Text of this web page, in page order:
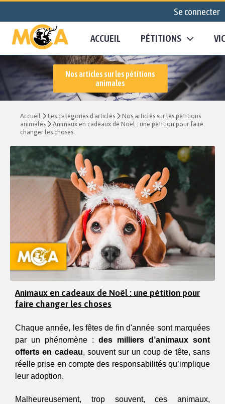
Se connecter
ACCUEIL PÉTITIONS
Nos articles sur les pétitions
animales
Accueil Les catégories d'articles
Nos articles sur les pétitions
animales
Animaux en cadeaux de Noël : une pétition pour faire
changer les choses
Animaux en cadeaux de Noël : une pétition pour
faire changer les choses
Chaque année, les fêtes de fin d'année sont marquées
par un phénomène : des milliers d’animaux sont
offerts en cadeau, souvent sur un coup de tête, sans
réelle prise en compte des responsabilités qu’implique
leur adoption.
Malheureusement, trop souvent, ces animaux,